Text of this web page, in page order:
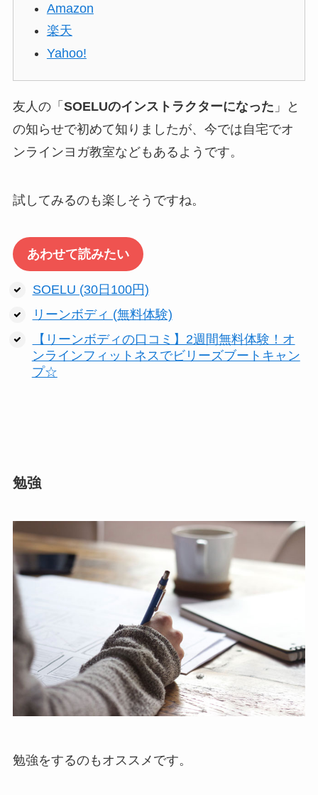
Amazon
楽天
Yahoo!
友人の「 SOELUのインストラクターになった 」と
の知らせで初めて知りましたが、今では自宅でオ
ンラインヨガ教室などもあるようです。
試してみるのも楽しそうですね。
あわせて読みたい
SOELU (30日100円)
リーンボディ (無料体験)
【リーンボディの口コミ】2週間無料体験！オ
ンラインフィットネスでビリーズブートキャン
プ☆
勉強
勉強をするのもオススメです。